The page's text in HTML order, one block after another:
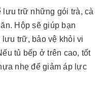
lưu trữ những gói trà, cà
Hộp sẽ giúp bạn
trữ, bảo vệ khỏi vi
tủ bếp ở trên cao, tốt
nhẹ để giảm áp lực